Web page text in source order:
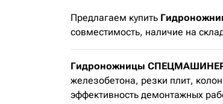
Предлагаем купить
совместимость, наличие на
Гидроножницы
железобетона, резки плит,
эффективность демонтажных